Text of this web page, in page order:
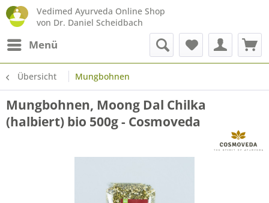
Vedimed Ayurveda Online Shop
von Dr. Daniel Scheidbach
Menü
Übersicht Mungbohnen
Mungbohnen, Moong Dal Chilka
(halbiert) bio 500g - Cosmoveda